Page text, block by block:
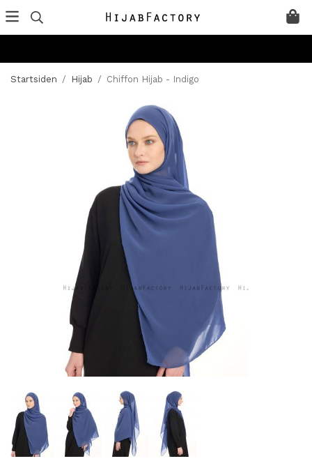
Startsiden / Hijab / Chiffon Hijab - Indigo